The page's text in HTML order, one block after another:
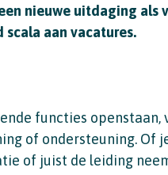
nieuwe uitdaging als
scala aan vacatures.
functies
of ondersteuning. Of
of juist de leiding